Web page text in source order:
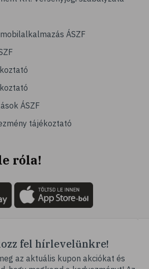
betegségek
ÁSZF
ÁSZF
tájékoztató
róla!
fel hírlevelünkre!
az aktuális kupon akciókat és